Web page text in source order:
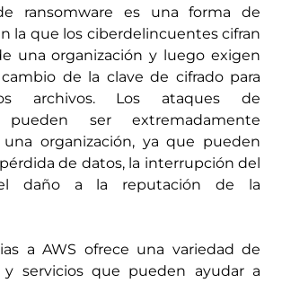
ransomware es una forma de
la que los ciberdelincuentes cifran
una organización y luego exigen
de la clave de cifrado para
archivos. Los ataques de
pueden ser extremadamente
una organización, ya que pueden
de datos, la interrupción del
daño a la reputación de la
a AWS ofrece una variedad de
y servicios que pueden ayudar a